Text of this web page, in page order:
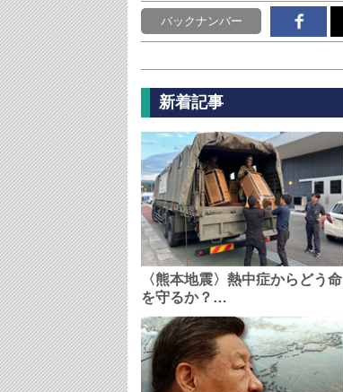
バックナンバー
新着記事
〈熊本地震〉熱中症からどう命
を守るか？…